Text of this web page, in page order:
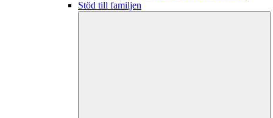
Stöd till familjen